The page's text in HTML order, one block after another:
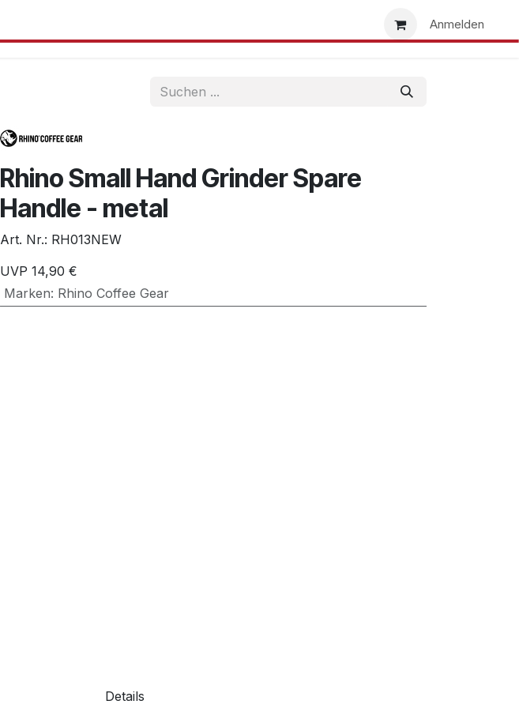
Anmelden
Rhino Small Hand Grinder Spare
Handle - metal
Art. Nr.: RH013NEW
UVP 14,90 €
Marken: Rhino Coffee Gear
Details